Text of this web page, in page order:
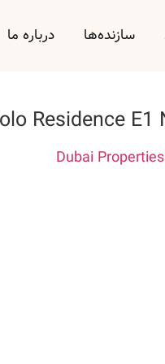
سازنده‌ها درباره ما
Residence
Dubai Properties